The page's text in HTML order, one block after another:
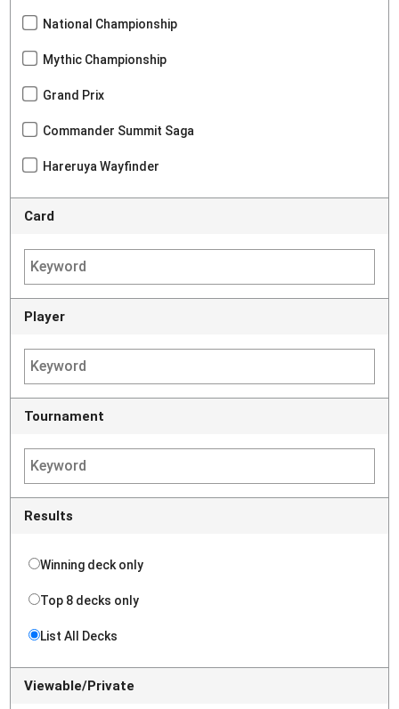
National Championship
Mythic Championship
Grand Prix
Commander Summit Saga
Hareruya Wayfinder
Card
Player
Tournament
Results
Winning deck only
Top 8 decks only
List All Decks
Viewable/Private